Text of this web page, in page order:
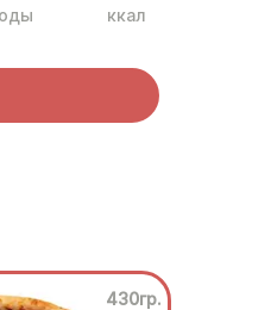
ккал
430гр.